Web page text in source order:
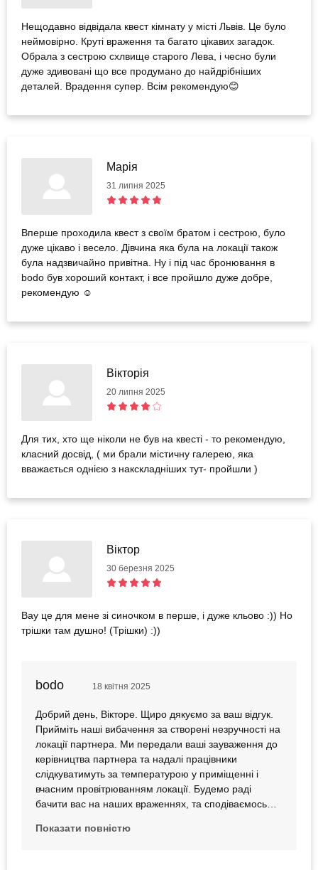
Нещодавно відвідала квест кімнату у місті Львів. Це було
неймовірно. Круті враження та багато цікавих загадок.
Обрала з сестрою схлвище старого Лева, і чесно були
дуже здивовані що все продумано до найдрібніших
деталей. Врадення супер. Всім рекомендую😊
Марія
31 липня 2025
Вперше проходила квест з своїм братом і сестрою, було
дуже цікаво і весело. Дівчина яка була на локації також
була надзвичайно привітна. Ну і під час бронювання в
bodo був хороший контакт, і все пройшло дуже добре,
рекомендую ☺️
Вікторія
20 липня 2025
Для тих, хто ще ніколи не був на квесті - то рекомендую,
класний досвід, ( ми брали містичну галерею, яка
вважається однією з накскладніших тут- пройшли )
Віктор
30 березня 2025
Вау це для мене зі синочком в перше, і дуже кльово :)) Но
трішки там душно! (Трішки) :))
bodo 18 квітня 2025
Добрий день, Вікторе. Щиро дякуємо за ваш відгук.
Прийміть наші вибачення за створені незручності на
локації партнера. Ми передали ваші зауваження до
керівництва партнера та надалі працівники
слідкуватимуть за температурою у приміщенні і
вчасним провітрюванням локації. Будемо раді
бачити вас на наших враженнях, та сподіваємось
Показати повністю